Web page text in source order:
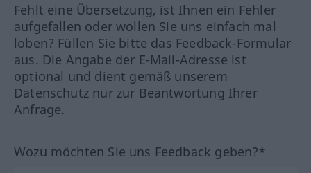
Fehlt eine Übersetzung, ist Ihnen ein Fehler
aufgefallen oder wollen Sie uns einfach mal
loben? Füllen Sie bitte das Feedback-Formular
aus. Die Angabe der E-Mail-Adresse ist
optional und dient gemäß unserem
Datenschutz nur zur Beantwortung Ihrer
Anfrage.
Wozu möchten Sie uns Feedback geben?*